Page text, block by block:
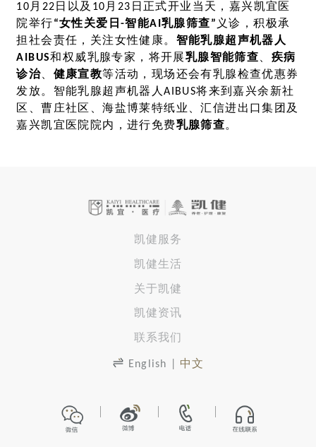
10月22日以及10月23日正式开业当天，嘉兴凯宜医
院举行“女性关爱日-智能AI乳腺筛查” 义诊，积极承
担社会责任，关注女性健康。 智能乳腺超声机器人
AIBUS和权威乳腺专家，将开展乳腺智能筛查、 疾病
诊治、 健康宣教等活动，现场还会有乳腺检查优惠券
发放。智能乳腺超声机器人AIBUS将来到嘉兴余新社
区、曹庄社区、海盐博莱特纸业、汇信进出口集团及
嘉兴凯宜医院院内，进行免费乳腺筛查。
凯健服务
凯健生活
关于凯健
凯健资讯
联系我们
English 中文